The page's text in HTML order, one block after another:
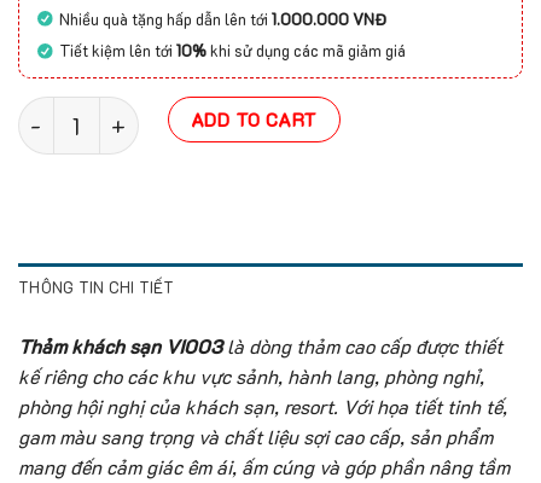
Nhiều quà tặng hấp dẫn lên tới1.000.000 VNĐ
Tiết kiệm lên tới10%khi sử dụng các mã giảm giá
Thảm khách sạn VI003 quantity
ADD TO CART
THÔNG TIN CHI TIẾT
Thảm khách sạn VI003là dòng thảm cao cấp được thiết
kế riêng cho các khu vực sảnh, hành lang, phòng nghỉ,
phòng hội nghị của khách sạn, resort. Với họa tiết tinh tế,
gam màu sang trọng và chất liệu sợi cao cấp, sản phẩm
mang đến cảm giác êm ái, ấm cúng và góp phần nâng tầm